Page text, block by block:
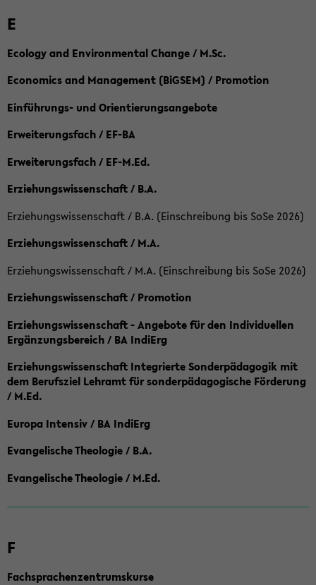
E
Ecology and Environmental Change / M.Sc.
Economics and Management (BiGSEM) / Promotion
Einführungs- und Orientierungsangebote
Erweiterungsfach / EF-BA
Erweiterungsfach / EF-M.Ed.
Erziehungswissenschaft / B.A.
Erziehungswissenschaft / B.A. (Einschreibung bis SoSe 2026)
Erziehungswissenschaft / M.A.
Erziehungswissenschaft / M.A. (Einschreibung bis SoSe 2026)
Erziehungswissenschaft / Promotion
Erziehungswissenschaft - Angebote für den Individuellen
Ergänzungsbereich / BA IndiErg
Erziehungswissenschaft Integrierte Sonderpädagogik mit
dem Berufsziel Lehramt für sonderpädagogische Förderung
/ M.Ed.
Europa Intensiv / BA IndiErg
Evangelische Theologie / B.A.
Evangelische Theologie / M.Ed.
F
Fachsprachenzentrumskurse